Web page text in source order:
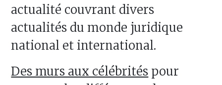
actualité couvrant divers
actualités du monde juridique
national et international.
Des murs aux célébrités pour